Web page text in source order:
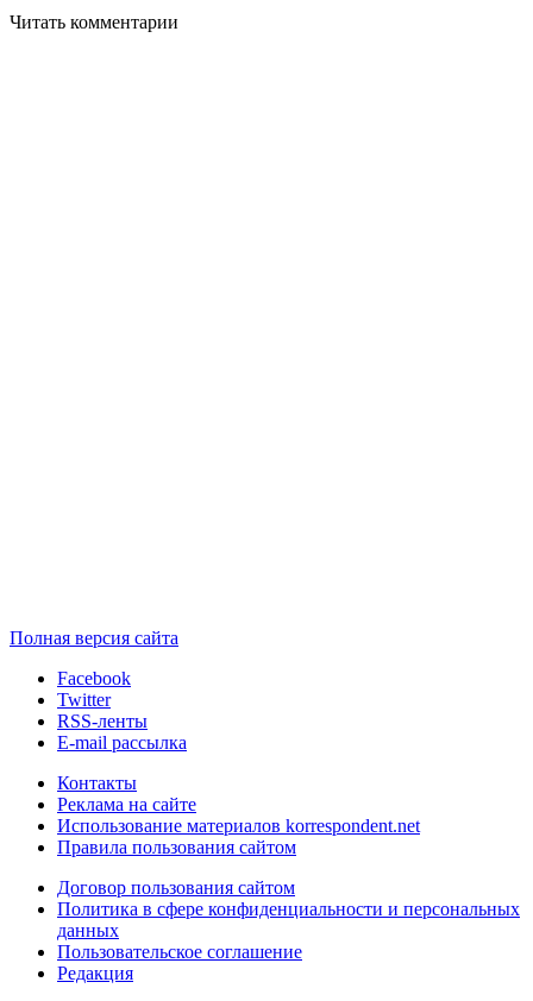
Читать комментарии
Полная версия сайта
Facebook
Twitter
RSS-ленты
E-mail рассылка
Контакты
Реклама на сайте
Использование материалов korrespondent.net
Правила пользования сайтом
Договор пользования сайтом
Политика в сфере конфиденциальности и персональных
данных
Пользовательское соглашение
Редакция